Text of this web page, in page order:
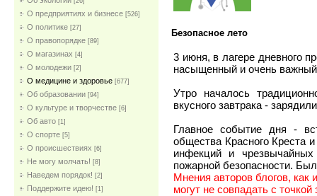
О предприятиях и бизнесе [526]
О политике [27]
О правопорядке [89]
О магазинах [4]
О молодежи [2]
О медицине и здоровье [677]
Об образовании [94]
О культуре и творчестве [6]
Об авто [1]
О спорте [5]
О происшествиях [6]
Не могу молчать! [8]
Наведем порядок! [2]
Поддержите идею! [1]
Безопасное лето
3 июня, в лагере дневного
насыщенный и очень
Утро началось
вкусного завтрака -
Главное событие дня -
общества Красного Креста
инфекций и
пожарной безопасности.
Мнения авторов блогов, как
могут не совпадать с